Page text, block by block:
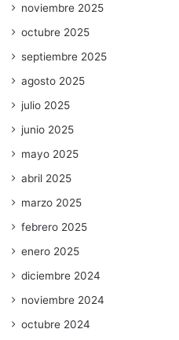
noviembre 2025
octubre 2025
septiembre 2025
agosto 2025
julio 2025
junio 2025
mayo 2025
abril 2025
marzo 2025
febrero 2025
enero 2025
diciembre 2024
noviembre 2024
octubre 2024